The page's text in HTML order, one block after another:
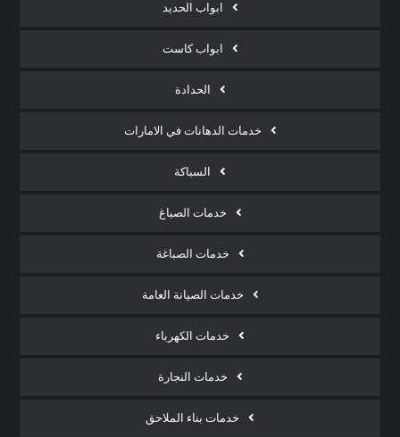
ابواب الحديد
ابواب كاست
الحدادة
خدمات الدهانات في الامارات
السباكة
خدمات الصباغ
خدمات الصباغة
خدمات الصيانة العامة
خدمات الكهرباء
خدمات النجارة
خدمات بناء الملاحق